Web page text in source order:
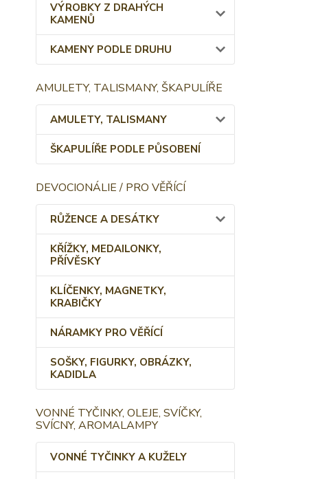
VÝROBKY Z DRAHÝCH
KAMENŮ
KAMENY PODLE DRUHU
AMULETY, TALISMANY, ŠKAPULÍŘE
AMULETY, TALISMANY
ŠKAPULÍŘE PODLE PŮSOBENÍ
DEVOCIONÁLIE / PRO VĚŘÍCÍ
RŮŽENCE A DESÁTKY
KŘÍŽKY, MEDAILONKY,
PŘÍVĚSKY
KLÍČENKY, MAGNETKY,
KRABIČKY
NÁRAMKY PRO VĚŘÍCÍ
SOŠKY, FIGURKY, OBRÁZKY,
KADIDLA
VONNÉ TYČINKY, OLEJE, SVÍČKY,
SVÍCNY, AROMALAMPY
VONNÉ TYČINKY A KUŽELY